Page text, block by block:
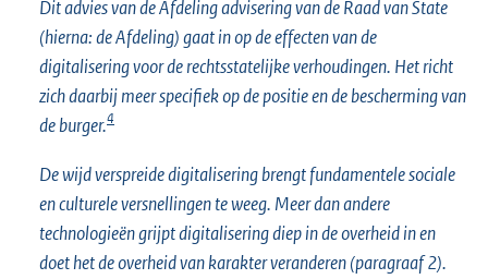
Dit advies van de Afdeling advisering van de Raad van State
(hierna: de Afdeling) gaat in op de effecten van de
digitalisering voor de rechtsstatelijke verhoudingen. Het richt
zich daarbij meer specifiek op de positie en de bescherming van
de burger.4
De wijd verspreide digitalisering brengt fundamentele sociale
en culturele versnellingen te weeg. Meer dan andere
technologieën grijpt digitalisering diep in de overheid in en
doet het de overheid van karakter veranderen (paragraaf 2).